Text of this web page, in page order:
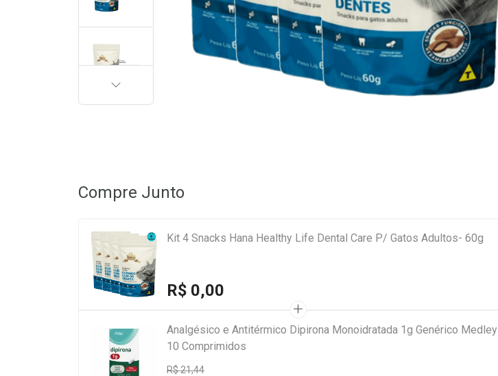
PRÓXIMA
Compre Junto
Kit 4 Snacks Hana Healthy Life Dental Care P/ Gatos Adultos- 60g
R$ 0,00
Analgésico e Antitérmico Dipirona Monoidratada 1g Genérico Medley
10 Comprimidos
R$ 21,44